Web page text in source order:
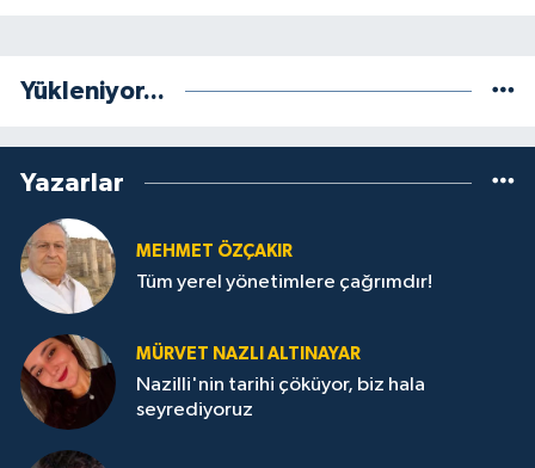
Yükleniyor...
Yazarlar
MEHMET ÖZÇAKIR
Tüm yerel yönetimlere çağrımdır!
MÜRVET NAZLI ALTINAYAR
Nazilli'nin tarihi çöküyor, biz hala
seyrediyoruz